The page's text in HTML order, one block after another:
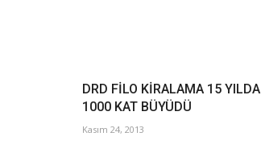
DRD FİLO KİRALAMA 15 YILDA
1000 KAT BÜYÜDÜ
Kasım 24, 2013